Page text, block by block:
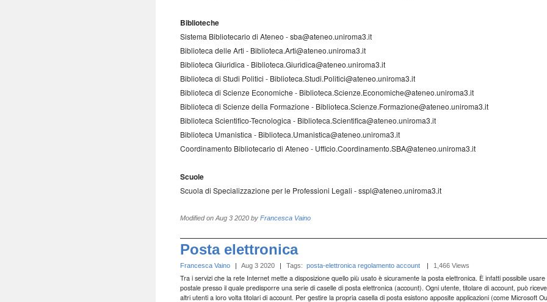
Biblioteche
Sistema Bibliotecario di Ateneo - sba@ateneo.uniroma3.it
Biblioteca delle Arti - Biblioteca.Arti@ateneo.uniroma3.it
Biblioteca Giuridica - Biblioteca.Giuridica@ateneo.uniroma3.it
Biblioteca di Studi Politici - Biblioteca.Studi.Politici@ateneo.uniroma3.it
Biblioteca di Scienze Economiche - Biblioteca.Scienze.Economiche@ateneo.uniroma3.it
Biblioteca di Scienze della Formazione - Biblioteca.Scienze.Formazione@ateneo.uniroma3.it
Biblioteca Scientifico-Tecnologica - Biblioteca.Scientifica@ateneo.uniroma3.it
Biblioteca Umanistica - Biblioteca.Umanistica@ateneo.uniroma3.it
Coordinamento Bibliotecario di Ateneo - Ufficio.Coordinamento.SBA@ateneo.uniroma3.it
Scuole
Scuola di Specializzazione per le Professioni Legali - sspl@ateneo.uniroma3.it
Modified on Aug 3 2020 by Francesca Vaino
Posta elettronica
Francesca Vaino | Aug 3 2020 | Tags: posta-elettronica regolamento account | 1,466 Views
Tra i servizi che la rete Internet mette a disposizione quello più usato è sicuramente la posta elettronica. È infatti possibile
postale presso il quale predisporre una serie di caselle di posta elettronica (account). Ogni utente, titolare di account, può
altri utenti a loro volta titolari di account. Per gestire la propria casella di posta esistono apposite applicazioni (come Microsoft